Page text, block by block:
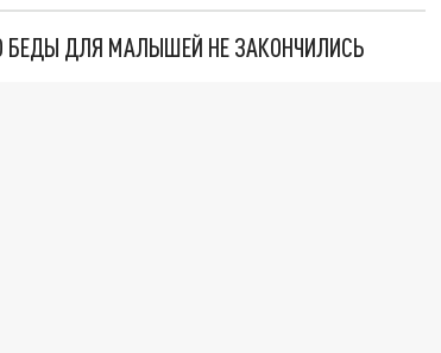
БЕДЫ ДЛЯ МАЛЫШЕЙ НЕ ЗАКОНЧИЛИСЬ